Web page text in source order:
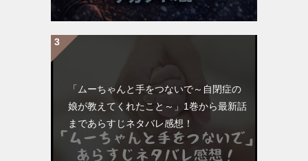
「ムーちゃんと手をつないで～自閉症の
娘が教えてくれたこと～」1巻から最新話
まであらすじネタバレ感想！